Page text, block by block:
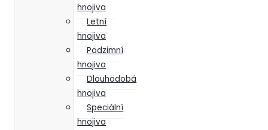
hnojiva
Letní
hnojiva
Podzimní
hnojiva
Dlouhodobá
hnojiva
Speciální
hnojiva